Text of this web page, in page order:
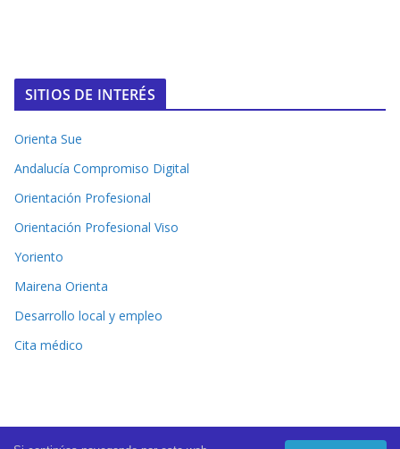
SITIOS DE INTERÉS
Orienta Sue
Andalucía Compromiso Digital
Orientación Profesional
Orientación Profesional Viso
Yoriento
Mairena Orienta
Desarrollo local y empleo
Cita médico